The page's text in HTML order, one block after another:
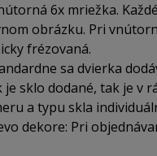
6x mriežka.
obrázku. Pri
frézovaná.
sa dvierka
sklo dodané, tak je v
a typu skla
dekore: Pri